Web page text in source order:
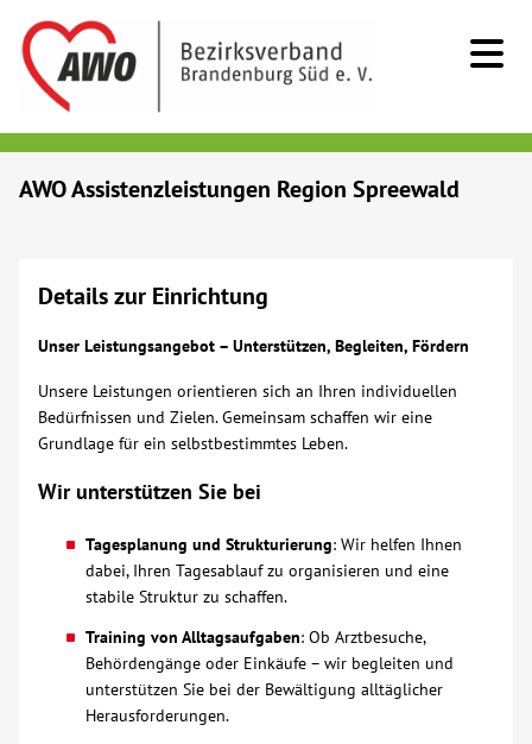
Menschen mit Behinderung
Begegnung
Bildung
Über uns
Veranstaltungen
Spenden
AWO Assistenzleistungen Region Spreewald
Details zur Einrichtung
Unser Leistungsangebot – Unterstützen, Begleiten, Fördern
Unsere Leistungen orientieren sich an Ihren individuellen
Bedürfnissen und Zielen. Gemeinsam schaffen wir eine
Grundlage für ein selbstbestimmtes Leben.
Wir unterstützen Sie bei
Tagesplanung und Strukturierung: Wir helfen Ihnen
dabei, Ihren Tagesablauf zu organisieren und eine
stabile Struktur zu schaffen.
Training von Alltagsaufgaben: Ob Arztbesuche,
Behördengänge oder Einkäufe – wir begleiten und
unterstützen Sie bei der Bewältigung alltäglicher
Herausforderungen.